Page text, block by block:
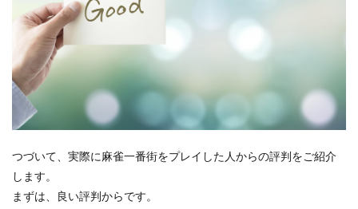
つづいて、実際に麻雀一番街をプレイした人からの評判をご紹介
します。
まずは、良い評判からです。